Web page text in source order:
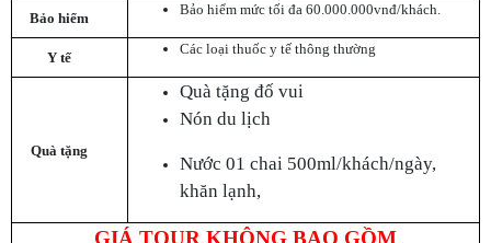
Bảo hiểm Bảo hiểm mức tối đa 60.000.000vnđ/khách.
Y tế Các loại thuốc y tế thông thường
Quà tặng
Quà tặng đố vui
Nón du lịch
Nước 01 chai 500ml/khách/ngày,
khăn lạnh,
GIÁ TOUR KHÔNG BAO GỒM